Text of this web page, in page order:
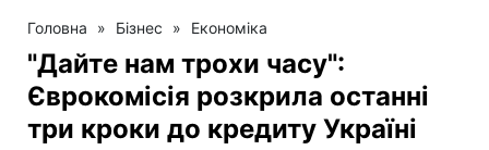
Головна » Бізнес » Економіка
"Дайте нам трохи часу":
Єврокомісія розкрила останні
три кроки до кредиту Україні